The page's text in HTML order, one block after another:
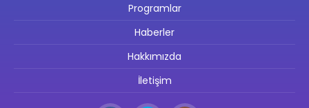
Programlar
Haberler
Hakkımızda
İletişim